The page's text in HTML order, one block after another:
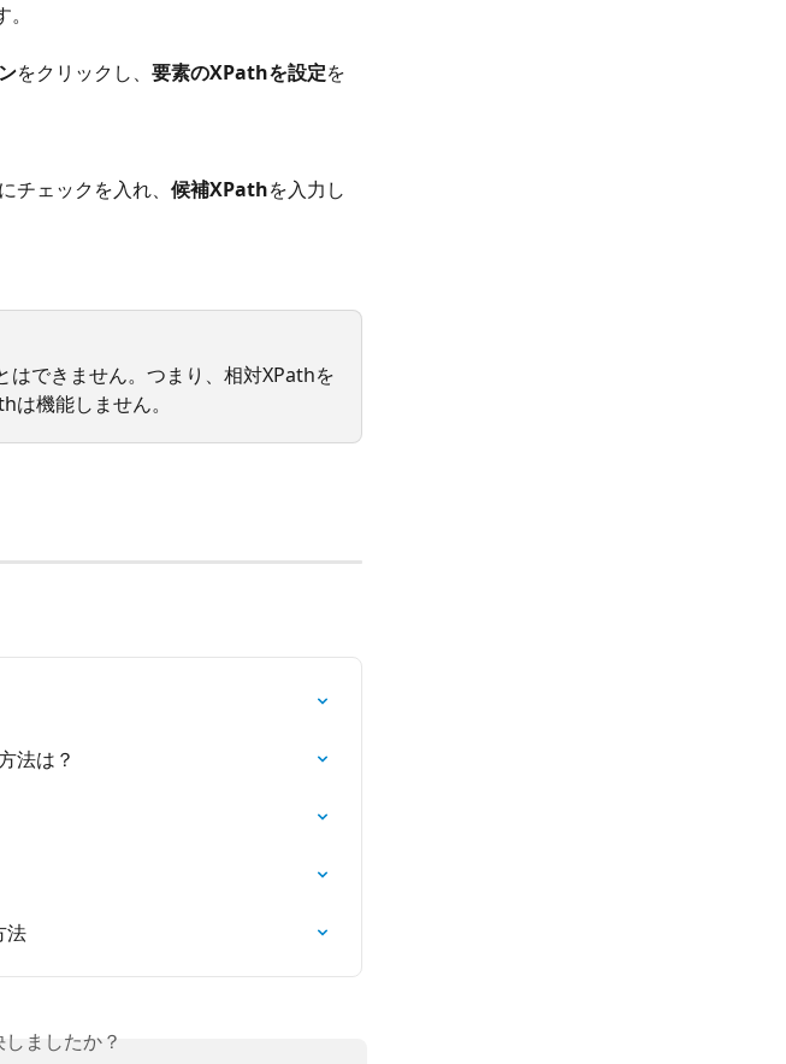
をクリックし、 要素のXPathを設定を
チェックを入れ、 候補XPathを入力し
できません。つまり、相対XPathを
機能しません。
法は？
法
ましたか？